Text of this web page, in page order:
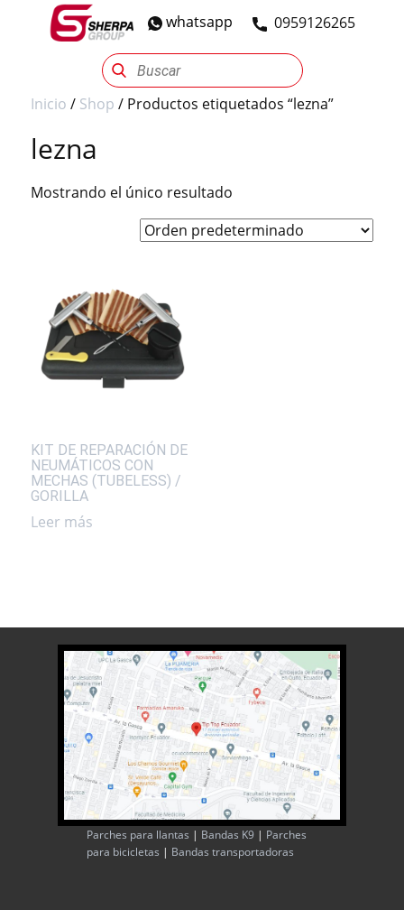
​0959126265
whatsapp
Sherpa Group Reencauche Automotriz
Inicio / Shop / Productos etiquetados “lezna”
lezna
Mostrando el único resultado
KIT DE REPARACIÓN DE
NEUMÁTICOS CON
MECHAS (TUBELESS) /
GORILLA
Leer más
Parches para llantas | Bandas K9 | Parches
para bicicletas | Bandas transportadoras